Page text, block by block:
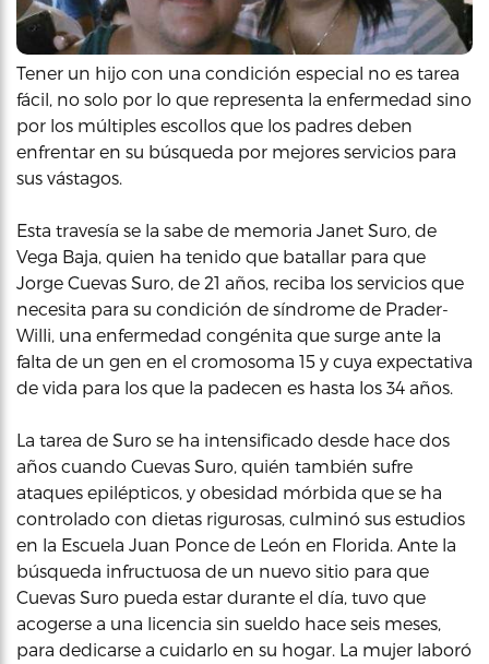
Tener un hijo con una condición especial no es tarea
fácil, no solo por lo que representa la enfermedad sino
por los múltiples escollos que los padres deben
enfrentar en su búsqueda por mejores servicios para
sus vástagos.
Esta travesía se la sabe de memoria Janet Suro, de
Vega Baja, quien ha tenido que batallar para que
Jorge Cuevas Suro, de 21 años, reciba los servicios que
necesita para su condición de síndrome de Prader-
Willi, una enfermedad congénita que surge ante la
falta de un gen en el cromosoma 15 y cuya expectativa
de vida para los que la padecen es hasta los 34 años.
La tarea de Suro se ha intensificado desde hace dos
años cuando Cuevas Suro, quién también sufre
ataques epilépticos, y obesidad mórbida que se ha
controlado con dietas rigurosas, culminó sus estudios
en la Escuela Juan Ponce de León en Florida. Ante la
búsqueda infructuosa de un nuevo sitio para que
Cuevas Suro pueda estar durante el día, tuvo que
acogerse a una licencia sin sueldo hace seis meses,
para dedicarse a cuidarlo en su hogar. La mujer laboró